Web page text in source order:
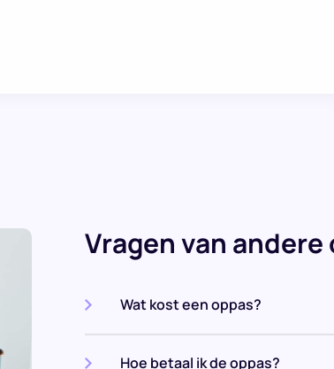
Vragen van andere
Wat kost een oppas?
Hoe betaal ik de oppas?